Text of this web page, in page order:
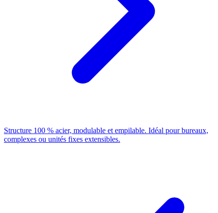
Structure 100 % acier, modulable et empilable. Idéal pour bureaux,
complexes ou unités fixes extensibles.